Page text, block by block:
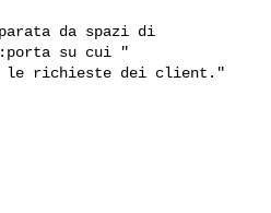
da spazi di
su cui "
le richieste dei client."